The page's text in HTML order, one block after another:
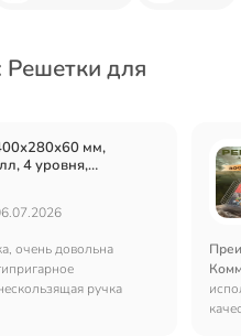
для
мм,
4 уровня,
рукоятка
очень довольна
ручка